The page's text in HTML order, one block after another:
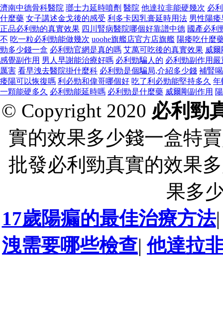
濟南中德骨科醫院 瑯士力延時噴劑 醫院 他達拉非能硬幾次 必
什麼藥 女子講述金戈後的感受 利多卡因乳膏延時用法 男性陽
正品必利勁的真實效果 四川腎病醫院哪個好靠譜中德 國產必利
不 吃一粒必利勁能做幾次 uoohe旗艦店官方店旗艦 陽痿吃什麼
勁多少錢一盒 必利勁官網是真的嗎 艾萬可吃後的真實效果 威
感覺副作用 男人早謝能治療好嗎 必利勁騙人的 必利勁副作用嚴
厲害 看早洩去醫院掛什麼科 必利勁是個騙局,介紹多少錢 補腎
痿陽可以恢復嗎 利必勁和偉哥哪個好 吃了利必勁能堅持多久 年
一顆能硬多久 必利勁能延時嗎 必利勁是什麼藥 威爾剛副作用
© Copyright 2020 必利勁
實的效果多少錢一盒特
批發必利勁真實的效果
果多
17歲陽瘺的最佳治療方法
洩需要哪些檢查|他達拉